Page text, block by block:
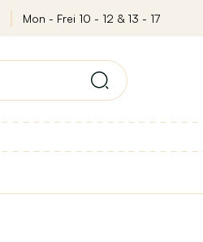
Mon - Frei 10 - 12 & 13 - 17